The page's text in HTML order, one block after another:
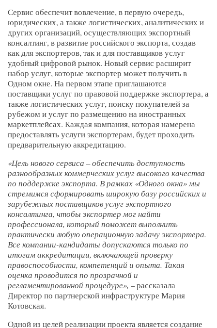
Сервис обеспечит вовлечение, в первую очередь,
юридических, а также логистических, аналитических и
других организаций, осуществляющих экспортный
консалтинг, в развитие российского экспорта, создав
как для экспортеров, так и для поставщиков услуг
удобный цифровой рынок. Новый сервис расширит
набор услуг, которые экспортер может получить в
Одном окне. На первом этапе приглашаются
поставщики услуг по правовой поддержке экспортера, а
также логистических услуг, поиску покупателей за
рубежом и услуг по размещению на иностранных
маркетплейсах. Каждая компания, которая намерена
предоставлять услуги экспортерам, будет проходить
предварительную аккредитацию.
«Цель нового сервиса – обеспечить доступность
разнообразных коммерческих услуг высокого качества
по поддержке экспорта. В рамках «Одного окна» мы
стремимся сформировать широкую базу российских и
зарубежных поставщиков услуг экспортного
консалтинга, чтобы экспортер мог найти
профессионала, который поможет выполнить
практически любую операционную задачу экспортера.
Все компании-кандидаты допускаются только по
итогам аккредитации, включающей проверку
правоспособности, компетенций и опыта. Такая
оценка проводится по прозрачной и
регламентированной процедуре», – рассказала
Директор по партнерской инфраструктуре Мария
Котовская.
Одной из целей реализации проекта является создание